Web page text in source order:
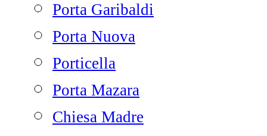
Porta Garibaldi
Porta Nuova
Porticella
Porta Mazara
Chiesa Madre